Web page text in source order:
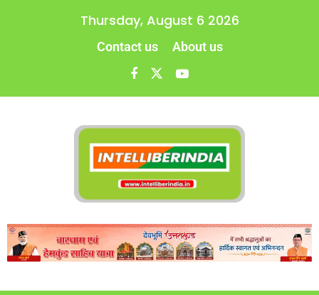
Thursday, August 6 2026
Contact us About us